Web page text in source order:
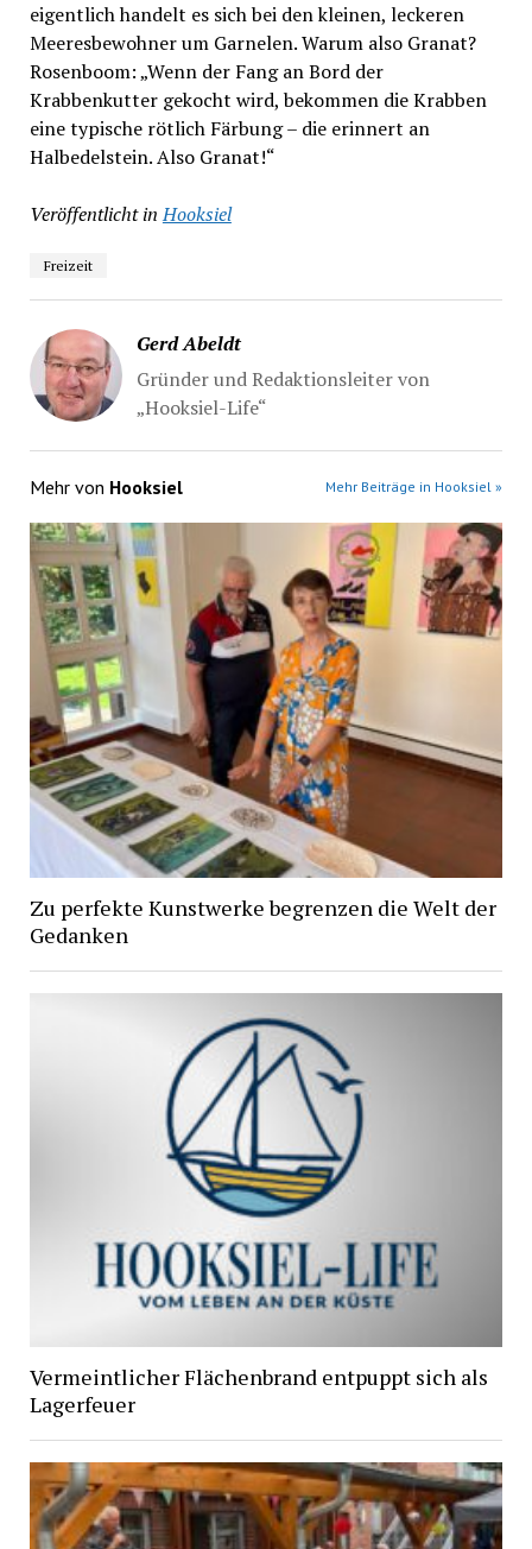
eigentlich handelt es sich bei den kleinen, leckeren
Meeresbewohner um Garnelen. Warum also Granat?
Rosenboom: „Wenn der Fang an Bord der
Krabbenkutter gekocht wird, bekommen die Krabben
eine typische rötlich Färbung – die erinnert an
Halbedelstein. Also Granat!“
Veröffentlicht in Hooksiel
Freizeit
Gerd Abeldt
Gründer und Redaktionsleiter von
„Hooksiel-Life“
Mehr von Hooksiel Mehr Beiträge in Hooksiel »
Zu perfekte Kunstwerke begrenzen die Welt der
Gedanken
Vermeintlicher Flächenbrand entpuppt sich als
Lagerfeuer